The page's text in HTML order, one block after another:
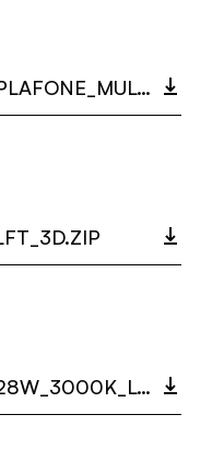
2891-DIM_MAGGIOLONE_PLAFONE_MULTI_LANGUAGE_9355_INST.PDF
2891-DIM_MAGGIOLONE_28W_3000K_LC.ZIP